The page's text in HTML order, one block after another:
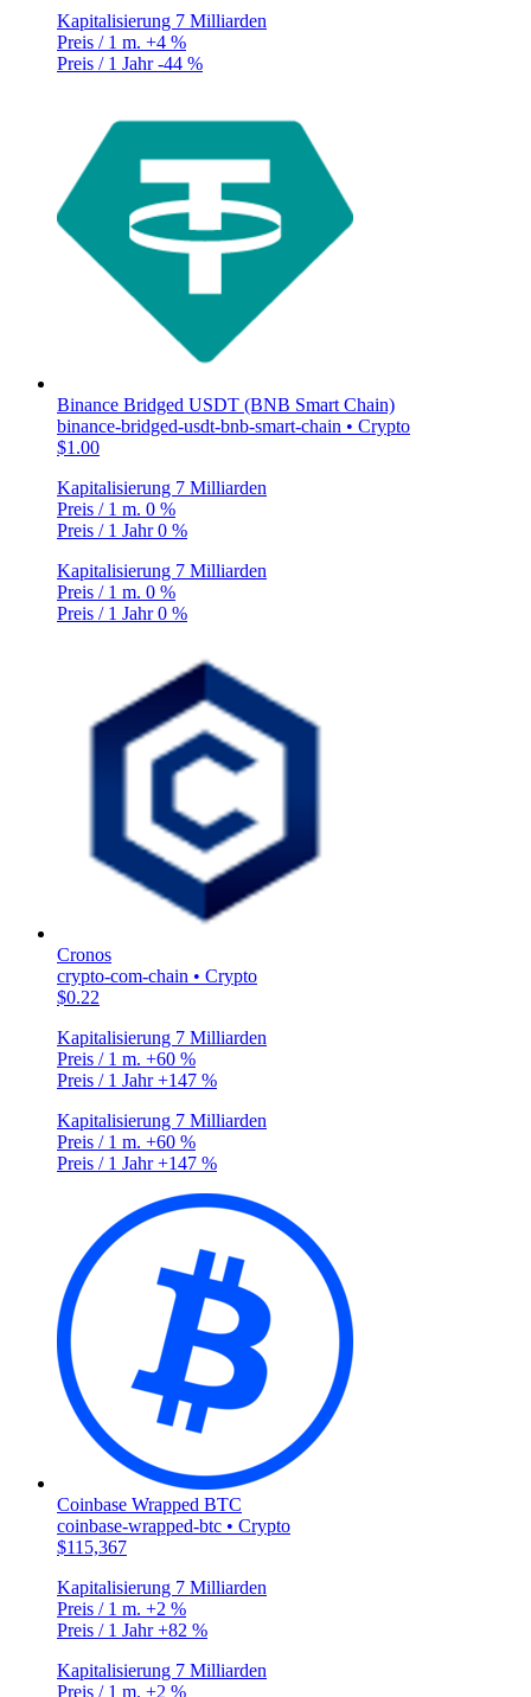
Kapitalisierung 7 Milliarden
Preis / 1 m. +4 %
Preis / 1 Jahr-44 %
Binance Bridged USDT (BNB Smart Chain)
binance-bridged-usdt-bnb-smart-chain • Crypto
$1.00
Kapitalisierung 7 Milliarden
Preis / 1 m. 0 %
Preis / 1 Jahr0 %
Kapitalisierung 7 Milliarden
Preis / 1 m. 0 %
Preis / 1 Jahr0 %
Cronos
crypto-com-chain • Crypto
$0.22
Kapitalisierung 7 Milliarden
Preis / 1 m. +60 %
Preis / 1 Jahr+147 %
Kapitalisierung 7 Milliarden
Preis / 1 m. +60 %
Preis / 1 Jahr+147 %
Coinbase Wrapped BTC
coinbase-wrapped-btc • Crypto
$115,367
Kapitalisierung 7 Milliarden
Preis / 1 m. +2 %
Preis / 1 Jahr+82 %
Kapitalisierung 7 Milliarden
Preis / 1 m. +2 %